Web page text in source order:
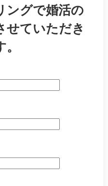
ングで婚活の
せていただき
。